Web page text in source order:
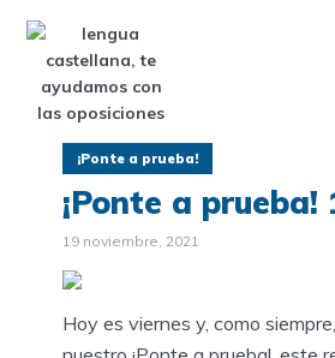
¡Ponte a prueba!
¡Ponte a prueba!
19 noviembre, 2021
Hoy es viernes y, como